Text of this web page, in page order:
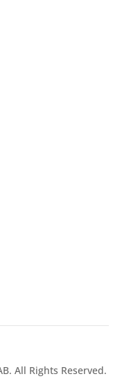
All Rights Reserved.